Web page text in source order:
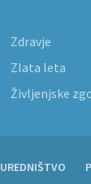
Zdravje
Zlata leta
Življenjske
UREDNIŠTVO